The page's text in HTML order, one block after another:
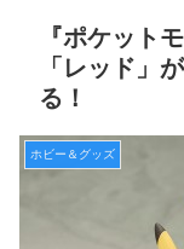
『ポケット
「レッド」
る！
ホビー＆グッズ